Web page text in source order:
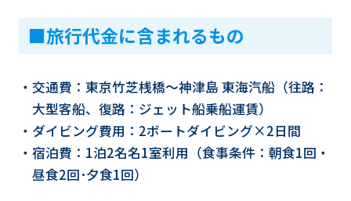
■旅行代金に含まれるもの
・交通費：東京竹芝桟橋～神津島 東海汽船（往路：
大型客船、復路：ジェット船乗船運賃）
・ダイビング費用：2ボートダイビング×2日間
・宿泊費：1泊2名名1室利用（食事条件：朝食1回・
昼食2回･夕食1回）